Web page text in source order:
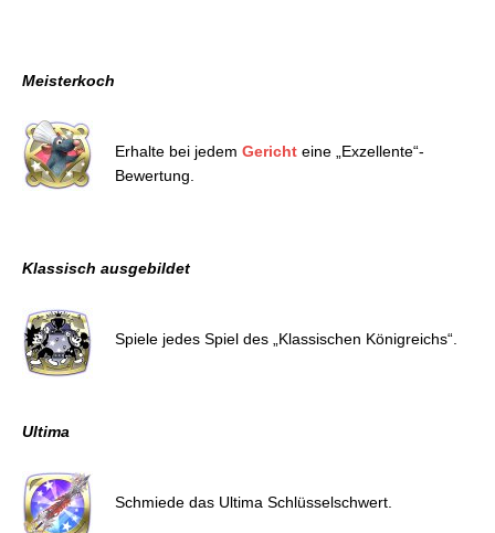
Meisterkoch
Erhalte bei jedem Gericht eine „Exzellente“-
Bewertung.
Klassisch ausgebildet
Spiele jedes Spiel des „Klassischen Königreichs“.
Ultima
Schmiede das Ultima Schlüsselschwert.